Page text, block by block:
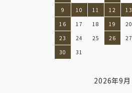
9
10 11 12 13
16
17 18 19 20
23
24 25 26 27
30
31
2026年9月